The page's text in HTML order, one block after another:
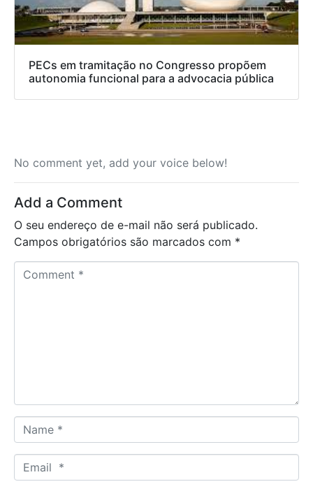
PECs em tramitação no Congresso propõem
autonomia funcional para a advocacia pública
No comment yet, add your voice below!
Add a Comment
O seu endereço de e-mail não será publicado.
Campos obrigatórios são marcados com *
a
m
m